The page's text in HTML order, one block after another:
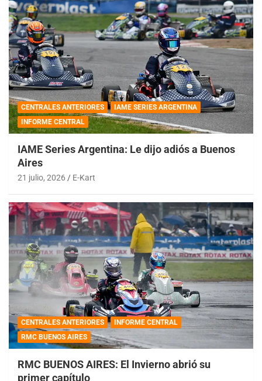
CENTRALES ANTERIORES
IAME SERIES ARGENTINA
INFORME CENTRAL
IAME Series Argentina: Le dijo adiós a Buenos
Aires
21 julio, 2026 E-Kart
CENTRALES ANTERIORES
INFORME CENTRAL
RMC BUENOS AIRES
RMC BUENOS AIRES: El Invierno abrió su
primer capítulo